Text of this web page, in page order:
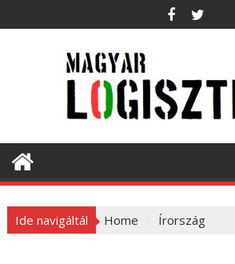
k
o
t
Ide navigáltál Home Írország